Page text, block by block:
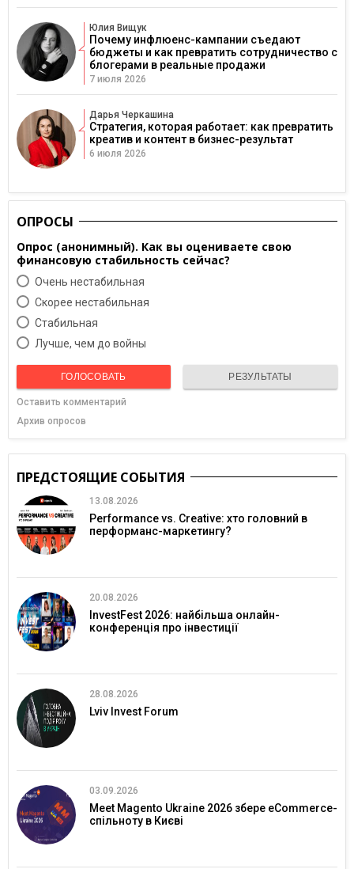
Юлия Вищук
Почему инфлюенс-кампании съедают
бюджеты и как превратить сотрудничество с
блогерами в реальные продажи
7 июля 2026
Дарья Черкашина
Стратегия, которая работает: как превратить
креатив и контент в бизнес-результат
6 июля 2026
ОПРОСЫ
Опрос (анонимный). Как вы оцениваете свою
финансовую стабильность сейчас?
Очень нестабильная
Скорее нестабильная
Cтабильная
Лучше, чем до войны
ГОЛОСОВАТЬ РЕЗУЛЬТАТЫ
Оставить комментарий
Архив опросов
ПРЕДСТОЯЩИЕ СОБЫТИЯ
13.08.2026
Performance vs. Creative: хто головний в
перформанс-маркетингу?
20.08.2026
InvestFest 2026: найбільша онлайн-
конференція про інвестиції
28.08.2026
Lviv Invest Forum
03.09.2026
Meet Magento Ukraine 2026 збере eCommerce-
спільноту в Києві